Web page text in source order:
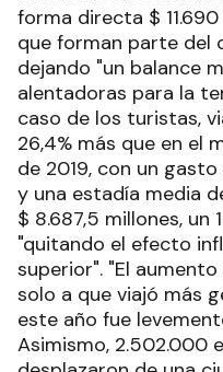
forma directa $
que forman parte del
dejando "un balance
alentadoras para la
caso de los turistas,
26,4% más que en el
de 2019, con un
y una estadía media
$ 8.687,5 millones, un
"quitando el efecto
superior". "El
solo a que viajó más
este año fue
Asimismo, 2.502.000